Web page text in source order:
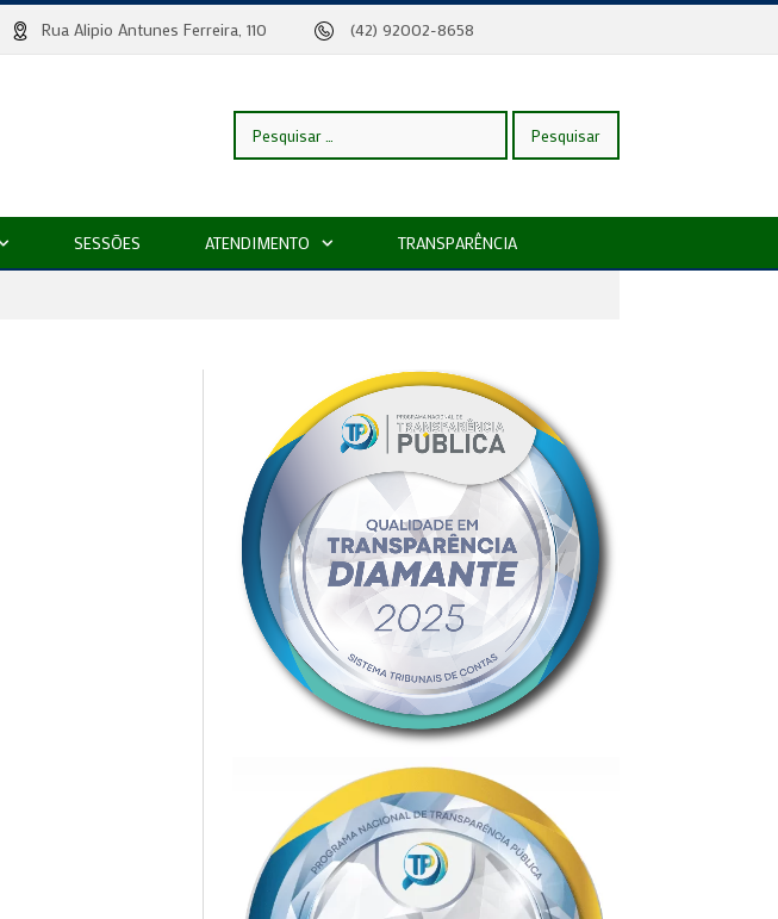
Rua Alipio Antunes Ferreira, 110 (42) 92002-8658
Pesquisar
SESSÕES ATENDIMENTO TRANSPARÊNCIA